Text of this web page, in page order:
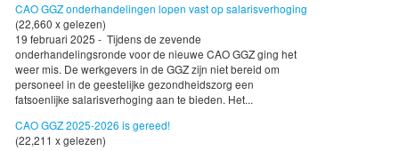
CAO GGZ onderhandelingen lopen vast op salarisverhoging
(22,660 x gelezen)
19 februari 2025 - Tijdens de zevende
onderhandelingsronde voor de nieuwe CAO GGZ ging het
weer mis. De werkgevers in de GGZ zijn niet bereid om
personeel in de geestelijke gezondheidszorg een
fatsoenlijke salarisverhoging aan te bieden. Het...
CAO GGZ 2025-2026 is gereed!
(22,211 x gelezen)